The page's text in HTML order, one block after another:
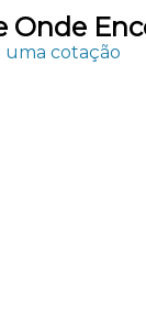
Onde
uma cotação